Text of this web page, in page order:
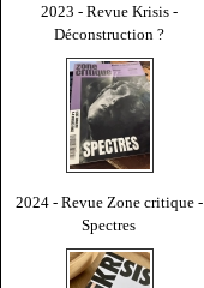
2023 - Revue Krisis -
Déconstruction ?
2024 - Revue Zone critique -
Spectres